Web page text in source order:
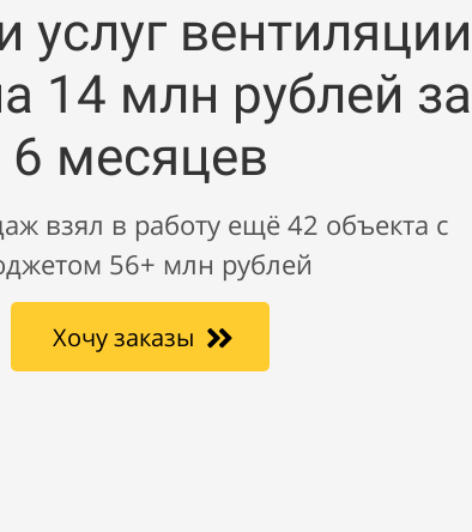
услуг вентиляции
14 млн рублей за
6 месяцев
взял в работу ещё 42 объекта с
56+ млн рублей
Хочу заказы